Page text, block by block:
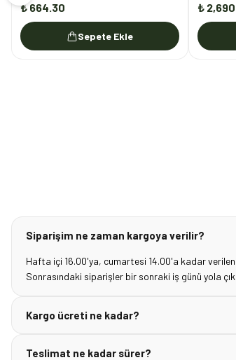
₺ 664.30
Sepete Ekle
₺
Siparişim ne zaman kargoya verilir?
Hafta içi 16.00'ya, cumartesi 14.00'a kadar
Sonrasındaki siparişler bir sonraki iş günü yola
Kargo ücreti ne kadar?
Teslimat ne kadar sürer?